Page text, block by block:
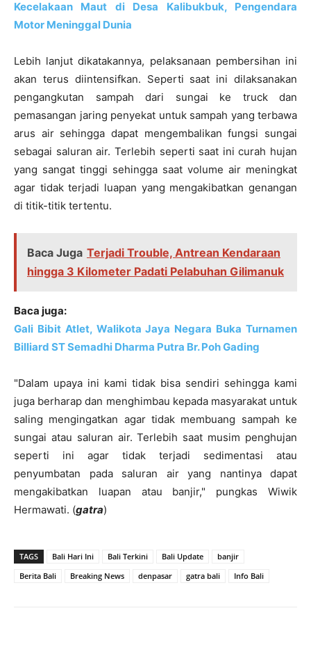
Kecelakaan Maut di Desa Kalibukbuk, Pengendara
Motor Meninggal Dunia
Lebih lanjut dikatakannya, pelaksanaan pembersihan ini
akan terus diintensifkan. Seperti saat ini dilaksanakan
pengangkutan sampah dari sungai ke truck dan
pemasangan jaring penyekat untuk sampah yang terbawa
arus air sehingga dapat mengembalikan fungsi sungai
sebagai saluran air. Terlebih seperti saat ini curah hujan
yang sangat tinggi sehingga saat volume air meningkat
agar tidak terjadi luapan yang mengakibatkan genangan
di titik-titik tertentu.
Baca Juga Terjadi Trouble, Antrean Kendaraan
hingga 3 Kilometer Padati Pelabuhan Gilimanuk
Baca juga:
Gali Bibit Atlet, Walikota Jaya Negara Buka Turnamen
Billiard ST Semadhi Dharma Putra Br. Poh Gading
"Dalam upaya ini kami tidak bisa sendiri sehingga kami
juga berharap dan menghimbau kepada masyarakat untuk
saling mengingatkan agar tidak membuang sampah ke
sungai atau saluran air. Terlebih saat musim penghujan
seperti ini agar tidak terjadi sedimentasi atau
penyumbatan pada saluran air yang nantinya dapat
mengakibatkan luapan atau banjir," pungkas Wiwik
Hermawati. (gatra)
TAGS Bali Hari Ini Bali Terkini Bali Update
banjir
Berita Bali
Breaking News denpasar gatra bali Info Bali